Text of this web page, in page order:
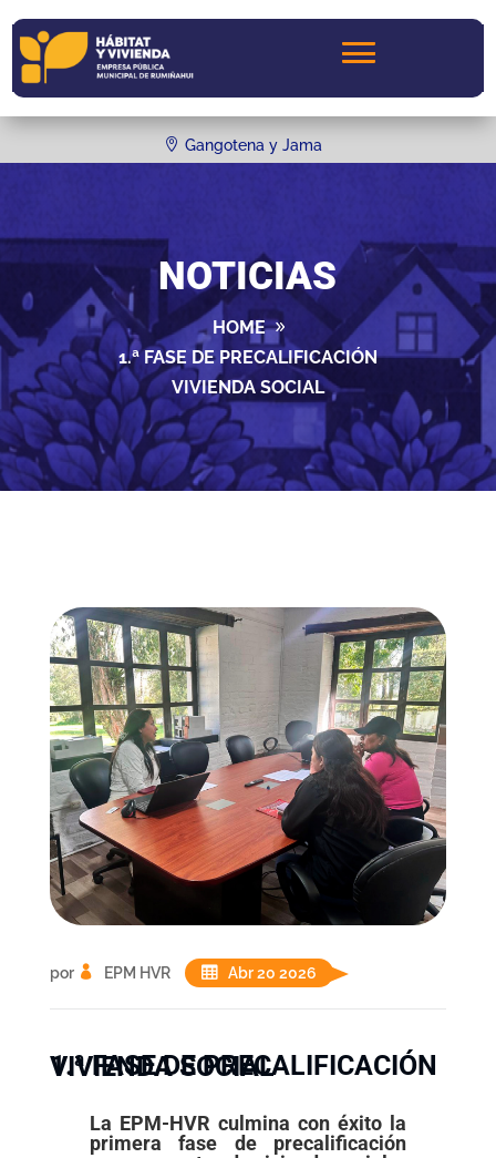
Gangotena y Jama
NOTICIAS
HOME
1.ª FASE DE PRECALIFICACIÓN
VIVIENDA SOCIAL
1.ª FASE DE PRECALIFICACIÓN VIVIENDA SOCIAL
por EPM HVR Abr 20 2026
La EPM-HVR culmina con éxito la
primera fase de precalificación